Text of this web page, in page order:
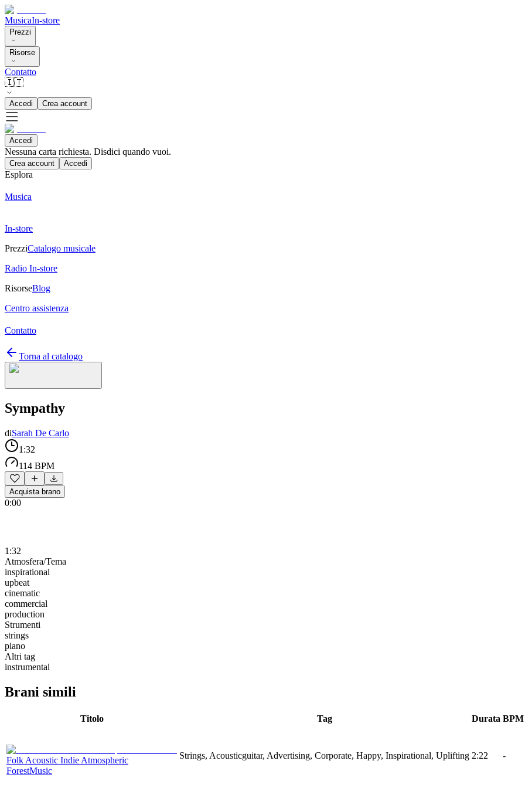
MusicaIn-store
Prezzi
Risorse
Contatto
🇮🇹
Accedi Crea account
Accedi
Nessuna carta richiesta. Disdici quando vuoi.
Crea account Accedi
Esplora
Musica
In-store
PrezziCatalogo musicale
Radio In-store
RisorseBlog
Centro assistenza
Contatto
Torna al catalogo
Sympathy
diSarah De Carlo
1:32
114 BPM
Acquista brano
0:00
1:32
Atmosfera/Tema
inspirational
upbeat
cinematic
commercial
production
Strumenti
strings
piano
Altri tag
instrumental
Brani simili
Titolo Tag Durata BPM
Folk Acoustic Indie Atmospheric
ForestMusic
Strings, Acousticguitar, Advertising, Corporate, Happy, Inspirational, Uplifting 2:22 -